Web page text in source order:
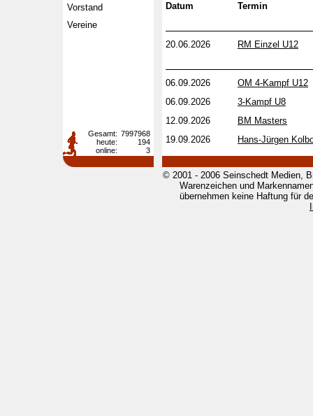
Vorstand
Vereine
Datum
Termin
20.06.2026 RM Einzel U12
06.09.2026
OM 4-Kampf U12
06.09.2026
3-Kampf U8
12.09.2026
BM Masters
19.09.2026
Hans-Jürgen
Gesamt: 7997968
heute:
194
online:
3
© 2001 - 2006 Seinschedt Medien,
Warenzeichen und
übernehmen keine Haftung für